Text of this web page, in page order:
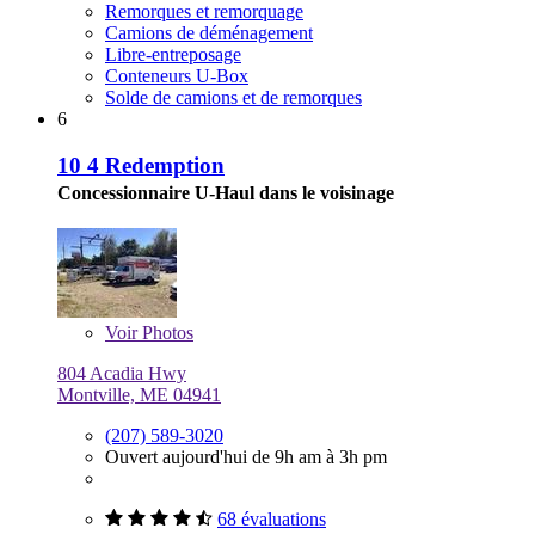
Remorques et remorquage
Camions de déménagement
Libre-entreposage
Conteneurs U-Box
Solde de camions et de remorques
6
10 4 Redemption
Concessionnaire U-Haul dans le voisinage
VoirPhotos
804 Acadia Hwy
Montville, ME 04941
(207) 589-3020
Ouvert aujourd'hui de 9h am à 3h pm
68 évaluations